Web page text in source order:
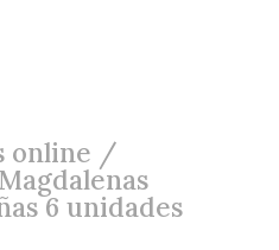
online /
6 unidades